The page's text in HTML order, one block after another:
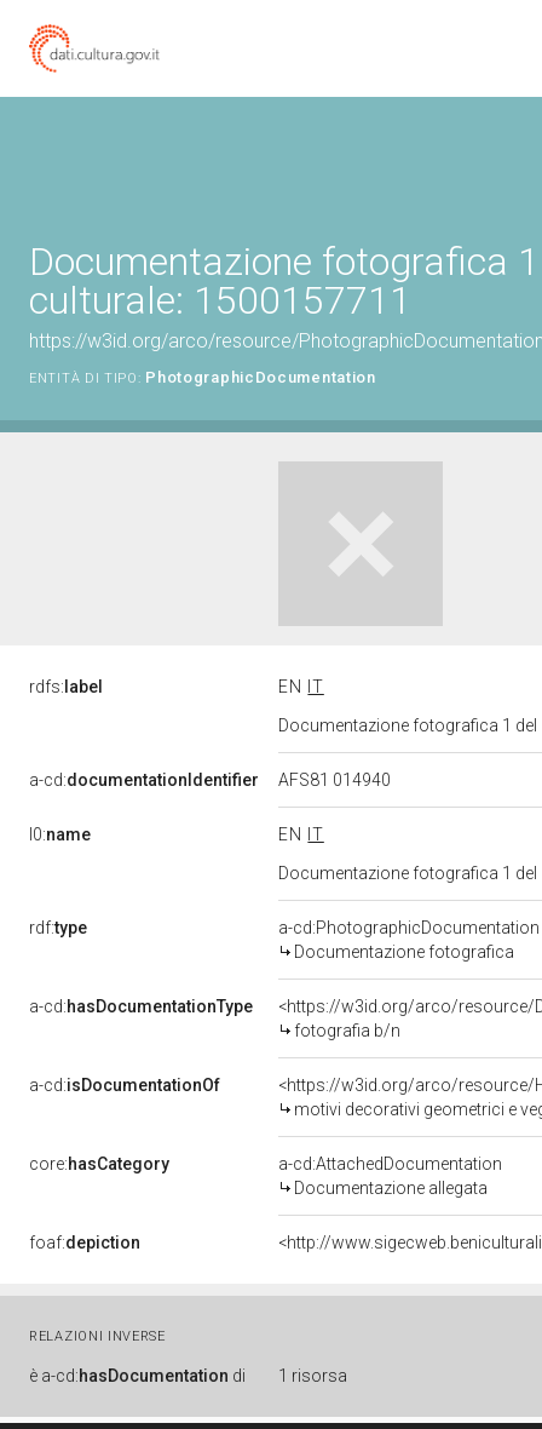
Documentazione fotografica
culturale: 1500157711
https://w3id.org/arco/resource/
ENTITÀ DI TIPO: PhotographicDocumentation
rdfs: label EN
IT
Documentazione fotografica 1
a-cd:documentationIdentifier AFS81 014940
l0:name EN
IT
Documentazione fotografica 1
rdf:type
a-cd:PhotographicDocumentation
Documentazione fotografica
a-cd:hasDocumentationType
<https://w3id.org/arco/resource/
fotografia b/n
a-cd:isDocumentationOf
<https://w3id.org/arco/resource/
motivi decorativi geometrici e
core:hasCategory
a-cd:AttachedDocumentation
Documentazione allegata
foaf:depiction <http://
RELAZIONI INVERSE
è a-cd:hasDocumentation di 1 risorsa